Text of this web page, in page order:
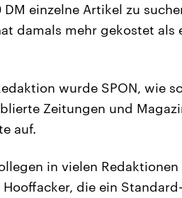
einzelne Artikel zu
damals mehr gekostet als
wurde SPON, wie
Zeitungen und
auf.
in vielen
die ein